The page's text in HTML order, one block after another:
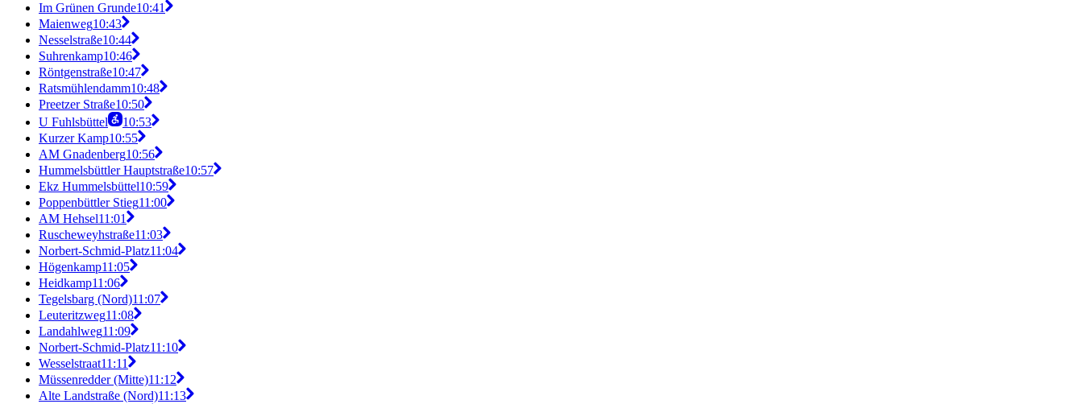
Im Grünen Grunde10:41
Maienweg10:43
Nesselstraße10:44
Suhrenkamp10:46
Röntgenstraße10:47
Ratsmühlendamm10:48
Preetzer Straße10:50
U Fuhlsbüttel
10:53
Kurzer Kamp10:55
AM Gnadenberg10:56
Hummelsbüttler Hauptstraße10:57
Ekz Hummelsbüttel10:59
Poppenbüttler Stieg11:00
AM Hehsel11:01
Ruscheweyhstraße11:03
Norbert-Schmid-Platz11:04
Högenkamp11:05
Heidkamp11:06
Tegelsbarg (Nord)11:07
Leuteritzweg11:08
Landahlweg11:09
Norbert-Schmid-Platz11:10
Wesselstraat11:11
Müssenredder (Mitte)11:12
Alte Landstraße (Nord)11:13